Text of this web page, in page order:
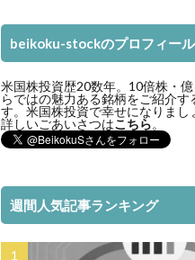
beikoku-stockのプロフィール
米国株投資歴20数年。10倍株・
らではの魅力ある銘柄をご紹介す
す。米国株投資で幸せになりまし
詳しいごあいさつはこちら。
週間人気記事ランキング